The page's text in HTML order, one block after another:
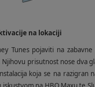
na lokaciji
Tunes pojaviti na
prisutnost nose dva
koja se na razigran